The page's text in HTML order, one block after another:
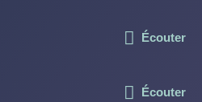
Écouter
Écouter